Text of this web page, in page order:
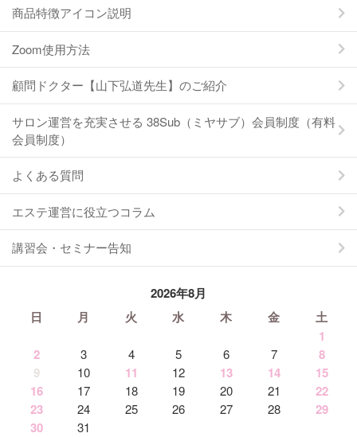
商品特徴アイコン説明
Zoom使用方法
顧問ドクター【山下弘道先生】のご紹介
サロン運営を充実させる 38Sub（ミヤサブ）会員制度（有料
会員制度）
よくある質問
エステ運営に役立つコラム
講習会・セミナー告知
2026年8月
日
月 火 水 木 金
土
1
2
3 4 5 6 7
8
9
10 11 12 13 14
15
16
17 18 19 20 21
22
23
24 25 26 27 28
29
30
31